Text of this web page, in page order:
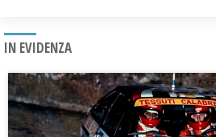
IN EVIDENZA